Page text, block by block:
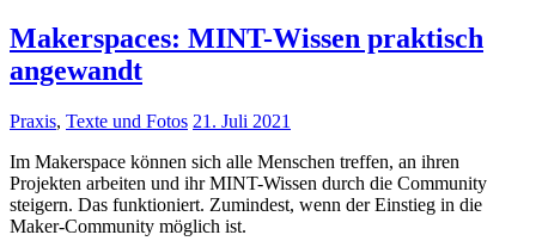
Makerspaces: MINT-Wissen praktisch
angewandt
Praxis, Texte und Fotos 21. Juli 2021
Im Makerspace können sich alle Menschen treffen, an ihren
Projekten arbeiten und ihr MINT-Wissen durch die Community
steigern. Das funktioniert. Zumindest, wenn der Einstieg in die
Maker-Community möglich ist.